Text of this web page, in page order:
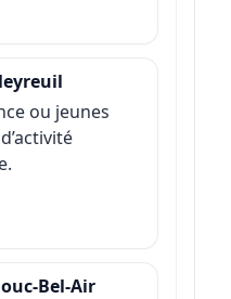
ou jeunes
Bel-Air